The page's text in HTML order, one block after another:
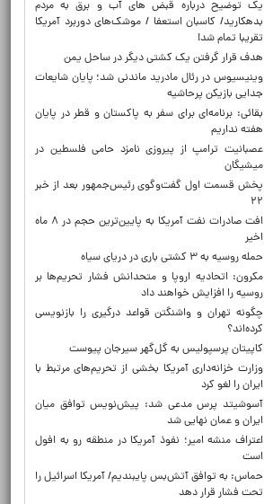
یک توضیح درباره قبض های آب و برق به مردم
بدهکارید/ کاسبان استعفا / موشک‌های دوربرد آمریکا
تقریبا تمام شد!
هدف قرار گرفتن یک کشتی دیگر در ساحل یمن
وینیسیوس در رئال مادرید ماندنی شد؛ پایان شایعات
جدایی بازیکن پرحاشیه
بقائی: برنامه‌ای برای سفر به پاکستان و قطر در پایان
هفته نداریم
عصبانیت ترامپ از پیروزی نامزد حامی فلسطین در
میشیگان
پخش قسمت اول گفت‌وگوی رئیس‌جمهور بعد از خبر
۲۲
افت صادرات نفت آمریکا به پایین‌ترین حجم در ۸ ماه
اخیر
حمله روسیه به ۳ کشتی باری در دریای سیاه
مکرون: اتحادیه اروپا و متحدانش فشار تحریم‌ها بر
روسیه را افزایش خواهند داد
چگونه تهران و واشنگتن قواعد درگیری را بازنویسی
کرده‌اند؟
کاپیتان پرسپولیس به گل‌گهر سیرجان پیوست
وزارت خزانه‌داری آمریکا بخشی از تحریم‌های مرتبط با
ایران را لغو کرد
آسوشیتد پرس مدعی شد: پیش‌نویس توافق میان
ایران و عمان نهایی شد
اعتراف منشه امیر؛ نفوذ آمریکا در منطقه رو به افول
است
حماس: به توافق آتش‌بس پایبندیم/ آمریکا اسرائیل را
تحت فشار قرار دهد